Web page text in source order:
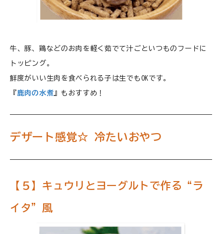
牛、豚、鶏などのお肉を軽く茹でて汁ごといつものフードに
トッピング。
鮮度がいい生肉を食べられる子は生でもOKです。
『鹿肉の水煮 』もおすすめ！
デザート感覚☆ 冷たいおやつ
【５】キュウリとヨーグルトで作る“ラ
イタ”風